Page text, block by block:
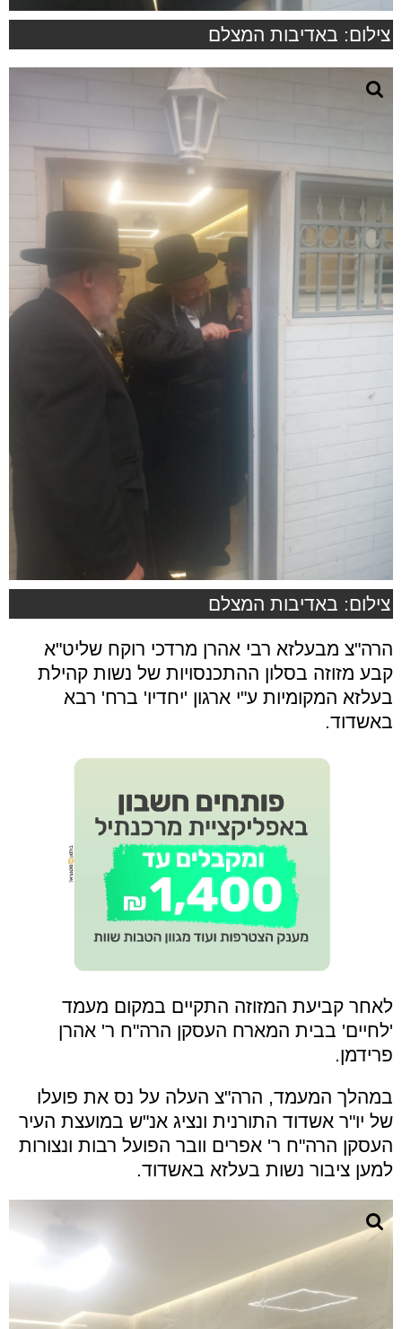
צילום: באדיבות המצלם
צילום: באדיבות המצלם
הרה"צ מבעלזא רבי אהרן מרדכי רוקח שליט"א
קבע מזוזה בסלון ההתכנסויות של נשות קהילת
בעלזא המקומיות ע"י ארגון 'יחדיו' ברח' רבא
באשדוד.
לאחר קביעת המזוזה התקיים במקום מעמד
'לחיים' בבית המארח העסקן הרה"ח ר' אהרן
פרידמן.
במהלך המעמד, הרה"צ העלה על נס את פועלו
של יו"ר אשדוד התורנית ונציג אנ"ש במועצת העיר
העסקן הרה"ח ר' אפרים וובר הפועל רבות ונצורות
למען ציבור נשות בעלזא באשדוד.